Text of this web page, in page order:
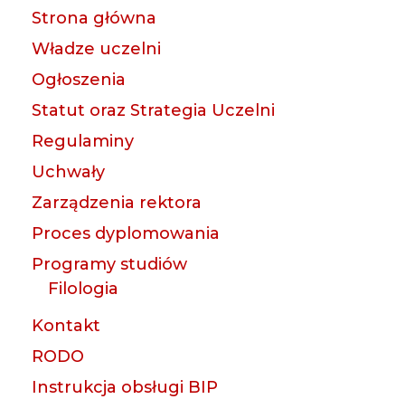
Strona główna
Władze uczelni
Ogłoszenia
Statut oraz Strategia Uczelni
Regulaminy
Uchwały
Zarządzenia rektora
Proces dyplomowania
Programy studiów
Filologia
Kontakt
RODO
Instrukcja obsługi BIP